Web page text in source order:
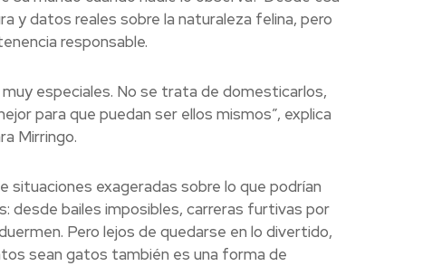
y datos reales sobre la naturaleza felina, pero
responsable.
especiales. No se trata de domesticarlos,
para que puedan ser ellos mismos”, explica
Mirringo.
situaciones exageradas sobre lo que podrían
desde bailes imposibles, carreras furtivas por
Pero lejos de quedarse en lo divertido,
sean gatos también es una forma de